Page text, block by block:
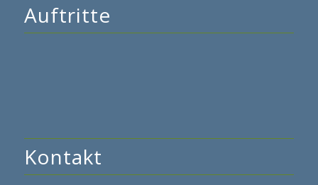
Auftritte
Kontakt